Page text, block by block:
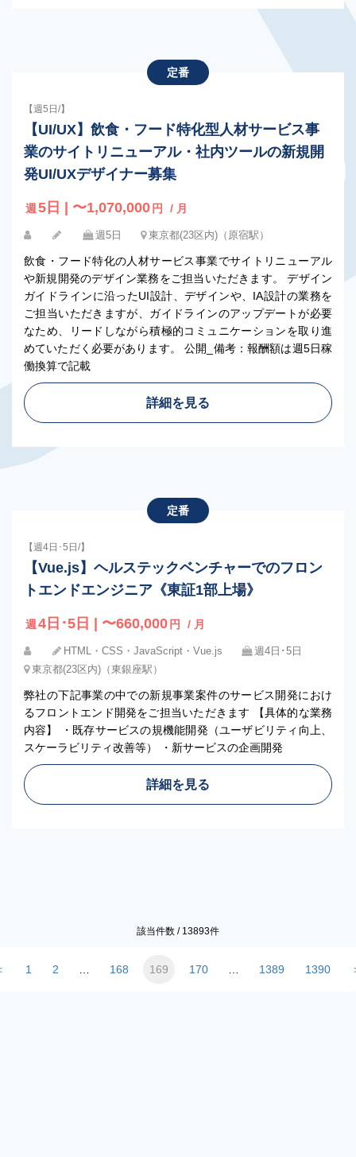
定番
【週5日/】
【UI/UX】飲食・フード特化型人材サービス事
業のサイトリニューアル・社内ツールの新規開
発UI/UXデザイナー募集
週 5日 | 〜1,070,000 円 / 月
週5日 東京都(23区内)（原宿駅）
飲食・フード特化の人材サービス事業でサイトリニューアル
や新規開発のデザイン業務をご担当いただきます。 デザイン
ガイドラインに沿ったUI設計、デザインや、IA設計の業務を
ご担当いただきますが、ガイドラインのアップデートが必要
なため、リードしながら積極的コミュニケーションを取り進
めていただく必要があります。 公開_備考：報酬額は週5日稼
働換算で記載
詳細を見る
定番
【週4日･5日/】
【Vue.js】ヘルステックベンチャーでのフロン
トエンドエンジニア《東証1部上場》
週 4日･5日 | 〜660,000 円 / 月
HTML・CSS・JavaScript・Vue.js
週4日･5日
東京都(23区内)（東銀座駅）
弊社の下記事業の中での新規事業案件のサービス開発におけ
るフロントエンド開発をご担当いただきます 【具体的な業務
内容】 ・既存サービスの規機能開発（ユーザビリティ向上、
スケーラビリティ改善等） ・新サービスの企画開発
詳細を見る
該当件数 / 13893件
1 2 168 169 170 1389 1390